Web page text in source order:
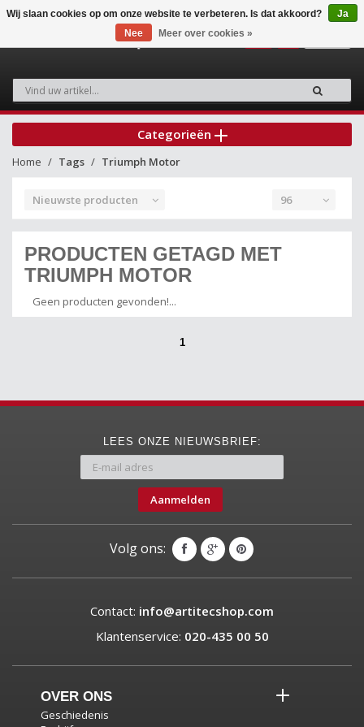
Categorieën
Home Tags Triumph Motor
Nieuwste producten 96
PRODUCTEN GETAGD MET
TRIUMPH MOTOR
Geen producten gevonden!...
1
LEES ONZE NIEUWSBRIEF:
Aanmelden
Volg ons:
Contact: info@artitecshop.com
Klantenservice: 020-435 00 50
OVER ONS
Geschiedenis
Wij slaan cookies op om onze website te verbeteren. Is dat akkoord?
Ja
Nee
Meer over cookies »